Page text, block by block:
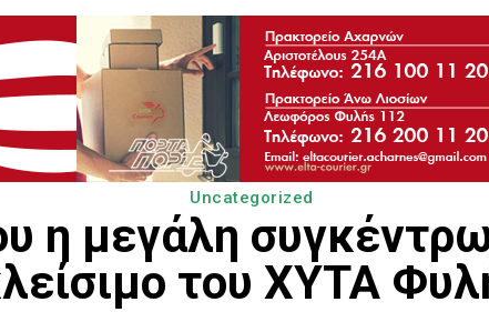
Uncategorized
η μεγάλη
του ΧΥΤΑ